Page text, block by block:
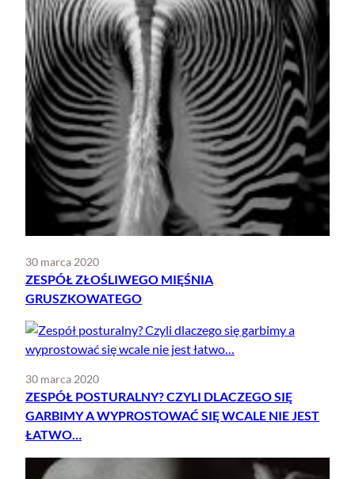
30 marca 2020
ZESPÓŁ ZŁOŚLIWEGO MIĘŚNIA
GRUSZKOWATEGO
30 marca 2020
ZESPÓŁ POSTURALNY? CZYLI DLACZEGO SIĘ
GARBIMY A WYPROSTOWAĆ SIĘ WCALE NIE JEST
ŁATWO…